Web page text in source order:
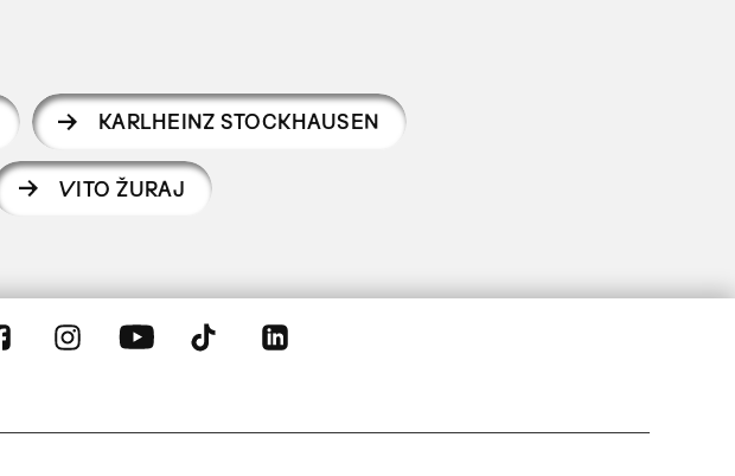
KARLHEINZ STOCKHAUSEN
VITO ŽURAJ